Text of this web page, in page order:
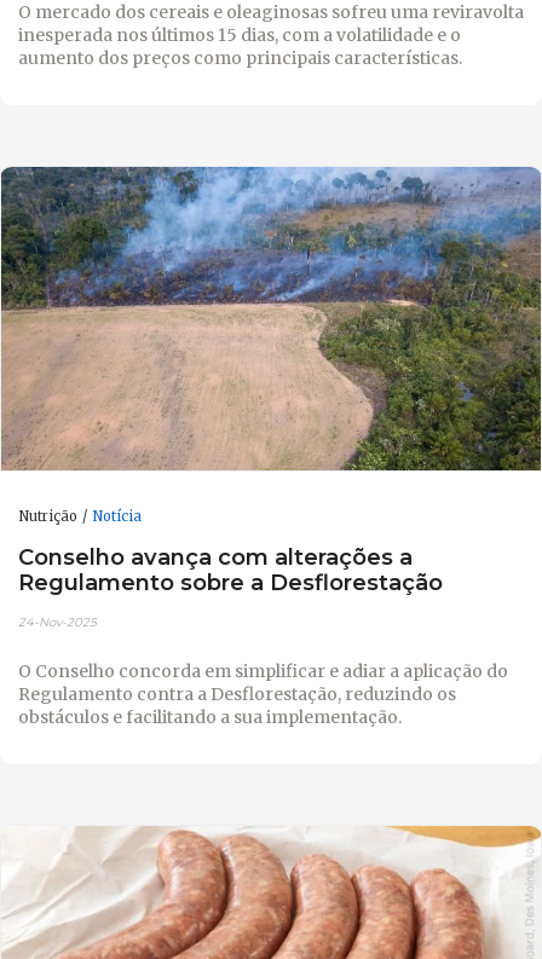
O mercado dos cereais e oleaginosas sofreu uma reviravolta
inesperada nos últimos 15 dias, com a volatilidade e o
aumento dos preços como principais características.
Nutrição Notícia
Conselho avança com alterações a
Regulamento sobre a Desflorestação
24-Nov-2025
O Conselho concorda em simplificar e adiar a aplicação do
Regulamento contra a Desflorestação, reduzindo os
obstáculos e facilitando a sua implementação.